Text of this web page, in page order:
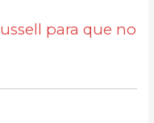
para que no